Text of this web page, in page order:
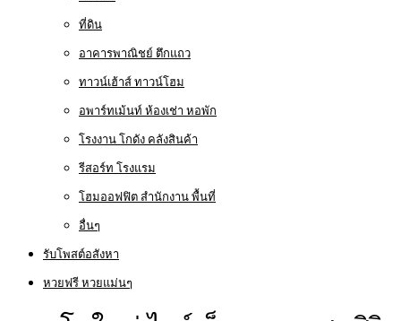
ที่ดิน
อาคารพาณิชย์ ตึกแถว
ทาวน์เฮ้าส์ ทาวน์โฮม
อพาร์ทเม้นท์ ห้องเช่า หอพัก
โรงงาน โกดัง คลังสินค้า
รีสอร์ท โรงแรม
โฮมออฟฟิต สำนักงาน พื้นที่
อื่นๆ
รับโพสต์อสังหา
หวยฟรี หวยแม่นๆ